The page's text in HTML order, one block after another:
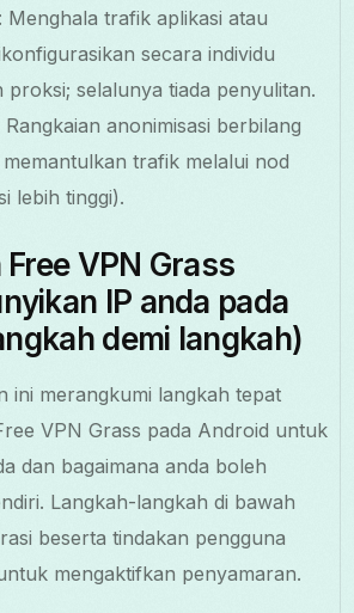
Menghala trafik aplikasi atau
secara individu
proksi; selalunya tiada penyulitan.
anonimisasi berbilang
trafik melalui nod
lebih tinggi).
VPN Grass
IP anda pada
demi langkah)
ini merangkumi langkah tepat
VPN Grass pada Android untuk
dan bagaimana anda boleh
Langkah-langkah di bawah
beserta tindakan pengguna
mengaktifkan penyamaran.